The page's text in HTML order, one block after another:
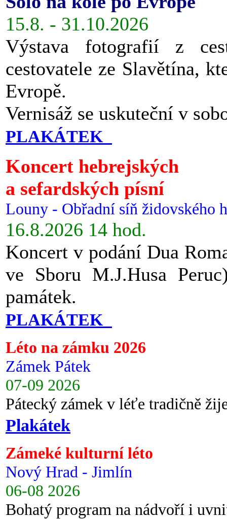
15.8. - 31.10.2026
Výstava fotografií z
cestovatele ze Slavětína,
Evropě.
Vernisáž se uskuteční v
PLAKÁTEK
Koncert hebrejských
a sefardských písní
Louny - Obřadní síň židovského
16.8.2026 14 hod.
Koncert v podání Dua
ve Sboru M.J.Husa
památek.
PLAKÁTEK
Léto na zámku 2026
Zámek Pátek
07-09 2026
Pátecký zámek v léťe tradičně
Plakátek
Zámeké kulturní léto
Nový Hrad - Jimlín
06-08 2026
Bohatý program na nádvoří i